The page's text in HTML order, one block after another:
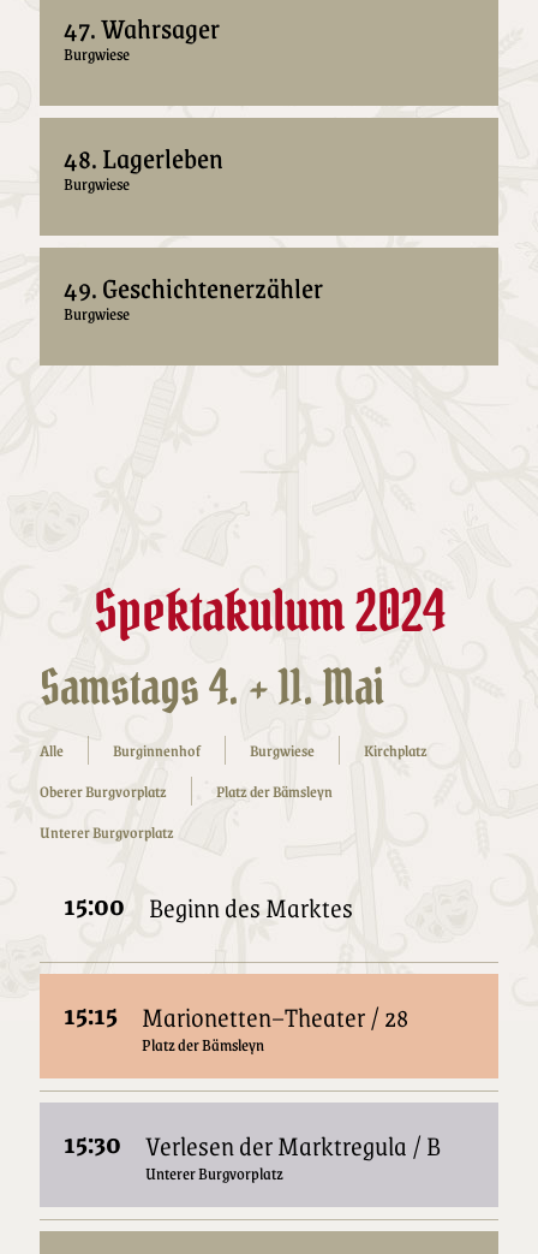
47. Wahrsager
Burgwiese
48. Lagerleben
Burgwiese
49. Geschichtenerzähler
Burgwiese
Spektakulum 2024
Samstags 4. + 11. Mai
Alle Burginnenhof Burgwiese
Kirchplatz
Oberer Burgvorplatz
Platz der Bämsleyn
Unterer Burgvorplatz
15:00 Beginn des Marktes
15:15 Marionetten–Theater / 28
Platz der Bämsleyn
15:30 Verlesen der Marktregula / B
Unterer Burgvorplatz